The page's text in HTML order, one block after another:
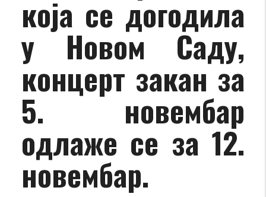
која се догодила
у Новом Саду,
концерт закан за
5. новембар
одлаже се за 12.
новембар.